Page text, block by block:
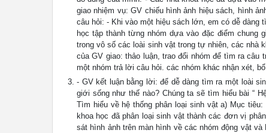
giao nhiệm vụ: GV chiếu hình ảnh hiệu sách, hình
câu hỏi: - Khi vào một hiệu sách lớn, em có dễ
học tập thành từng nhóm dựa vào đặc điểm
trong vô số các loài sinh vật trong tự nhiên, các nhà
của GV giao: thảo luận, trao đổi nhóm để tìm ra
một nhóm trả lời câu hỏi. các nhóm khác nhận xét,
- GV kết luận bằng lời: để dễ dàng tìm ra một loài
giới sống như thế nào? Chúng ta sẽ tìm hiểu bài “
Tìm hiểu về hệ thống phân loại sinh vật a) Mục
khoa học đã phân loại sinh vật thành các đơn vị
sát hình ảnh trên màn hình về các nhóm động vật